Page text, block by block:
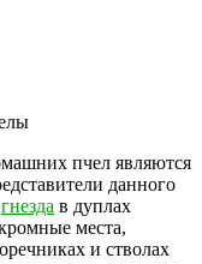
пчел являются
данного
гнезда в дуплах
места,
и стволах